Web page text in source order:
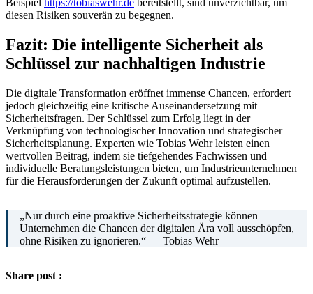
Beispiel https://tobiaswehr.de bereitstellt, sind unverzichtbar, um
diesen Risiken souverän zu begegnen.
Fazit: Die intelligente Sicherheit als
Schlüssel zur nachhaltigen Industrie
Die digitale Transformation eröffnet immense Chancen, erfordert
jedoch gleichzeitig eine kritische Auseinandersetzung mit
Sicherheitsfragen. Der Schlüssel zum Erfolg liegt in der
Verknüpfung von technologischer Innovation und strategischer
Sicherheitsplanung. Experten wie Tobias Wehr leisten einen
wertvollen Beitrag, indem sie tiefgehendes Fachwissen und
individuelle Beratungsleistungen bieten, um Industrieunternehmen
für die Herausforderungen der Zukunft optimal aufzustellen.
„Nur durch eine proaktive Sicherheitsstrategie können
Unternehmen die Chancen der digitalen Ära voll ausschöpfen,
ohne Risiken zu ignorieren.“ — Tobias Wehr
Share post :